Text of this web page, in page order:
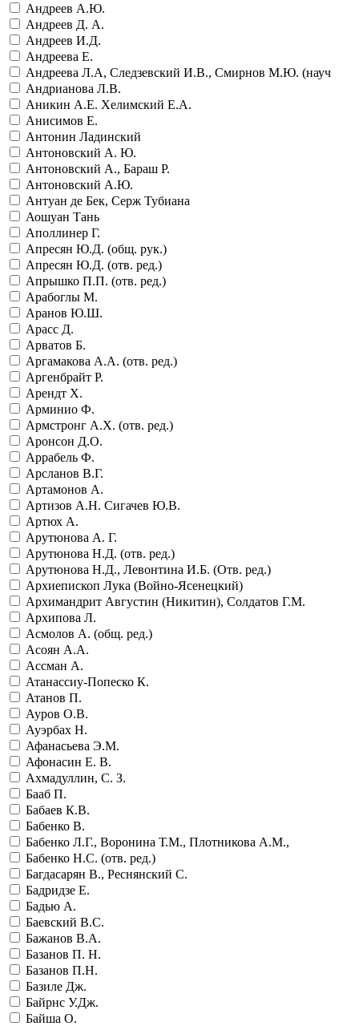
Андреев А.Ю.
Андреев Д. А.
Андреев И.Д.
Андреева Е.
Андреева Л.А, Следзевский И.В., Смирнов М.Ю. (науч
Андрианова Л.В.
Аникин А.Е. Хелимский Е.А.
Анисимов Е.
Антонин Ладинский
Антоновский А. Ю.
Антоновский А., Бараш Р.
Антоновский А.Ю.
Антуан де Бек, Серж Тубиана
Аошуан Тань
Аполлинер Г.
Апресян Ю.Д. (общ. рук.)
Апресян Ю.Д. (отв. ред.)
Апрышко П.П. (отв. ред.)
Арабоглы М.
Аранов Ю.Ш.
Арасс Д.
Арватов Б.
Аргамакова А.А. (отв. ред.)
Аргенбрайт Р.
Арендт Х.
Арминио Ф.
Армстронг А.Х. (отв. ред.)
Аронсон Д.О.
Аррабель Ф.
Арсланов В.Г.
Артамонов А.
Артизов А.Н. Сигачев Ю.В.
Артюх А.
Арутюнова А. Г.
Арутюнова Н.Д. (отв. ред.)
Арутюнова Н.Д., Левонтина И.Б. (Отв. ред.)
Архиепископ Лука (Войно-Ясенецкий)
Архимандрит Августин (Никитин), Солдатов Г.М.
Архипова Л.
Асмолов А. (общ. ред.)
Асоян А.А.
Ассман А.
Атанассиу-Попеско К.
Атанов П.
Ауров О.В.
Ауэрбах Н.
Афанасьева Э.М.
Афонасин Е. В.
Ахмадуллин, С. З.
Бааб П.
Бабаев К.В.
Бабенко В.
Бабенко Л.Г., Воронина Т.М., Плотникова А.М.,
Бабенко Н.С. (отв. ред.)
Багдасарян В., Реснянский С.
Бадридзе Е.
Бадью А.
Баевский В.С.
Бажанов В.А.
Базанов П. Н.
Базанов П.Н.
Базиле Дж.
Байрнс У.Дж.
Байша О.